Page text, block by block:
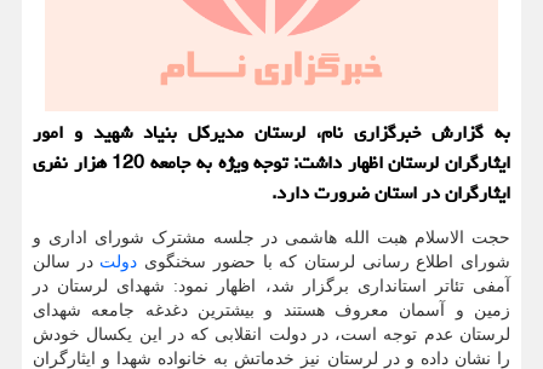
به گزارش خبرگزاری نام، لرستان مدیرکل بنیاد شهید و امور
ایثارگران لرستان اظهار داشت: توجه ویژه به جامعه 120 هزار نفری
ایثارگران در استان ضرورت دارد.
حجت الاسلام هبت الله هاشمی در جلسه مشترک شورای اداری و
شورای اطلاع رسانی لرستان که با حضور سخنگوی دولت در سالن
آمفی تئاتر استانداری برگزار شد، اظهار نمود: شهدای لرستان در
زمین و آسمان معروف هستند و بیشترین دغدغه جامعه شهدای
لرستان عدم توجه است، در دولت انقلابی که در این یکسال خودش
را نشان داده و در لرستان نیز خدماتش به خانواده شهدا و ایثارگران